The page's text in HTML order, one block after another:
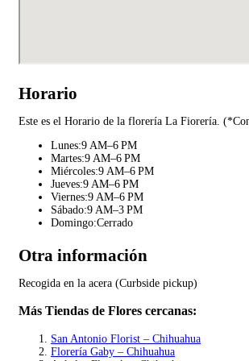
Horario
Este es el Horario de la florería La Fiorería.
Lunes:9 AM–6 PM
Martes:9 AM–6 PM
Miércoles:9 AM–6 PM
Jueves:9 AM–6 PM
Viernes:9 AM–6 PM
Sábado:9 AM–3 PM
Domingo:Cerrado
Otra información
Recogida en la acera (Curbside pickup)
Más Tiendas de Flores cercanas:
San Antonio Florist – Chihuahua
Florería Gaby – Chihuahua